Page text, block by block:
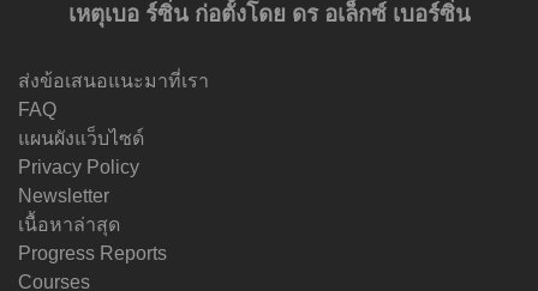
เหตุเบอ ร์ซิ่น ก่อตั้งโดย ดร อเล็กซ์ เบอร์ซิ่น
ส่งข้อเสนอแนะมาที่เรา
FAQ
แผนผังแว็บไซด์
Privacy Policy
Newsletter
เนื้อหาล่าสุด
Progress Reports
Courses